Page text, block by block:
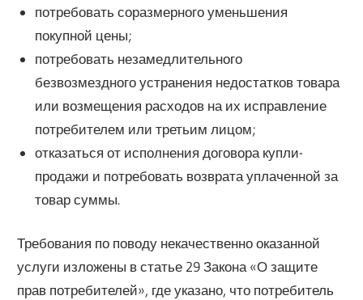
потребовать соразмерного уменьшения
покупной цены;
потребовать незамедлительного
безвозмездного устранения недостатков товара
или возмещения расходов на их исправление
потребителем или третьим лицом;
отказаться от исполнения договора купли-
продажи и потребовать возврата уплаченной за
товар суммы.
Требования по поводу некачественно оказанной
услуги изложены в статье 29 Закона «О защите
прав потребителей», где указано, что потребитель